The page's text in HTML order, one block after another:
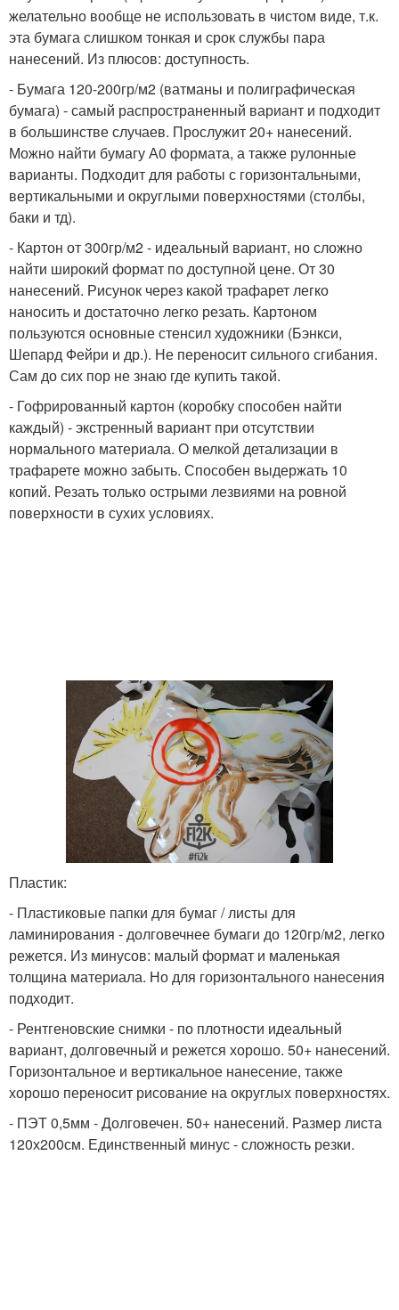
желательно вообще не использовать в чистом виде, т.к.
эта бумага слишком тонкая и срок службы пара
нанесений. Из плюсов: доступность.
- Бумага 120-200гр/м2 (ватманы и полиграфическая
бумага) - самый распространенный вариант и подходит
в большинстве случаев. Прослужит 20+ нанесений.
Можно найти бумагу А0 формата, а также рулонные
варианты. Подходит для работы с горизонтальными,
вертикальными и округлыми поверхностями (столбы,
баки и тд).
- Картон от 300гр/м2 - идеальный вариант, но сложно
найти широкий формат по доступной цене. От 30
нанесений. Рисунок через какой трафарет легко
наносить и достаточно легко резать. Картоном
пользуются основные стенсил художники (Бэнкси,
Шепард Фейри и др.). Не переносит сильного сгибания.
Сам до сих пор не знаю где купить такой.
- Гофрированный картон (коробку способен найти
каждый) - экстренный вариант при отсутствии
нормального материала. О мелкой детализации в
трафарете можно забыть. Способен выдержать 10
копий. Резать только острыми лезвиями на ровной
поверхности в сухих условиях.
Пластик:
- Пластиковые папки для бумаг / листы для
ламинирования - долговечнее бумаги до 120гр/м2, легко
режется. Из минусов: малый формат и маленькая
толщина материала. Но для горизонтального нанесения
подходит.
- Рентгеновские снимки - по плотности идеальный
вариант, долговечный и режется хорошо. 50+ нанесений.
Горизонтальное и вертикальное нанесение, также
хорошо переносит рисование на округлых поверхностях.
- ПЭТ 0,5мм - Долговечен. 50+ нанесений. Размер листа
120х200см. Единственный минус - сложность резки.